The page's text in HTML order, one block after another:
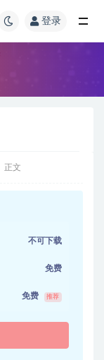
登录
正文
不可下载
免费
免费 推荐